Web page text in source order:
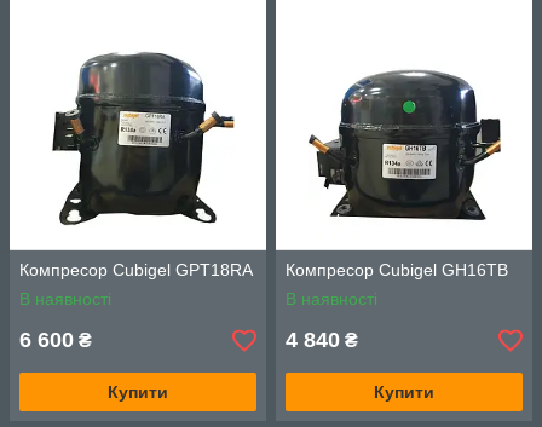
Компресор Cubigel GPT18RA
В наявності
6 600 ₴
Купити
Компресор Cubigel GH16TB
В наявності
4 840 ₴
Купити